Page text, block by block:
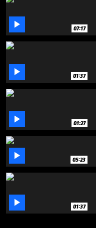
 07:17
 01:37
 01:27
 05:23
 01:37